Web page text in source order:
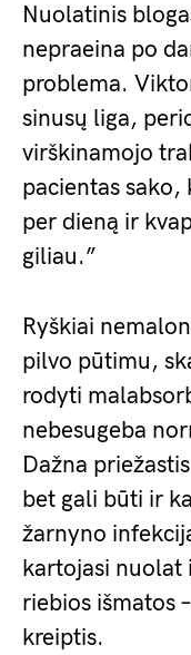
Nuolatinis
nepraeina po
problema.
sinusų liga,
virškinamojo
pacientas
per dieną ir
giliau.”
Ryškiai
pilvo pūtimu,
rodyti
nebesugeba
Dažna
bet gali būti ir
žarnyno
kartojasi nuolat
riebios išmatos
kreiptis.